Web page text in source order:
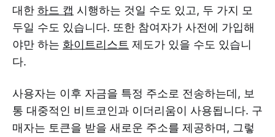
대한 하드 캡 시행하는 것일 수도 있고, 두 가지 모
두일 수도 있습니다. 또한 참여자가 사전에 가입해
야만 하는 화이트리스트 제도가 있을 수도 있습니
다.
사용자는 이후 자금을 특정 주소로 전송하는데, 보
통 대중적인 비트코인과 이더리움이 사용됩니다. 구
매자는 토큰을 받을 새로운 주소를 제공하며, 그렇